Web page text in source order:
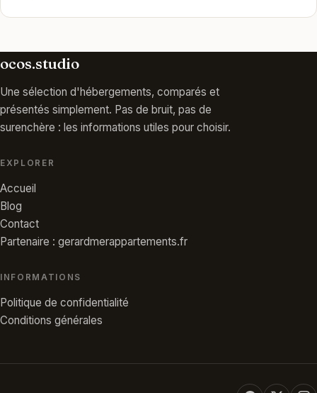
ocos.studio
Une sélection d'hébergements, comparés et
présentés simplement. Pas de bruit, pas de
surenchère : les informations utiles pour choisir.
EXPLORER
Accueil
Blog
Contact
Partenaire : gerardmerappartements.fr
INFORMATIONS
Politique de confidentialité
Conditions générales